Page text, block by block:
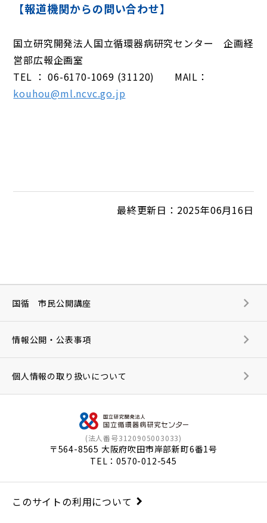
【報道機関からの問い合わせ】
国立研究開発法人国立循環器病研究センター 企画経
営部広報企画室
TEL ： 06-6170-1069 (31120) MAIL：
kouhou@ml.ncvc.go.jp
最終更新日：2025年06月16日
(法人番号3120905003033)
〒564-8565 大阪府吹田市岸部新町6番1号
TEL：0570-012-545
国循 市民公開講座
情報公開・公表事項
個人情報の取り扱いについて
このサイトの利用について